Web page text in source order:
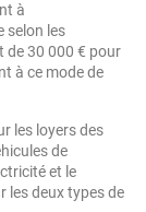
à
selon les
de 30 000 € pour
à ce mode de
les loyers des
de
et le
les deux types de